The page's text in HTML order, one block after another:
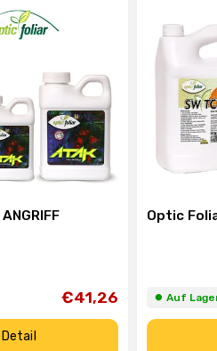
€41,26
Detail
Optic
⏺︎ Auf